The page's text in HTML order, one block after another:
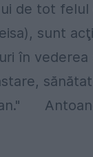
de tot felul
sunt
în vederea